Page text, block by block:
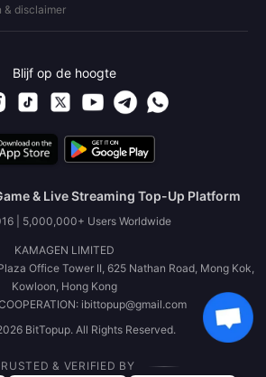
& disclaimer
Blijf op de hoogte
& Live Streaming Top-Up Platform
| 5,000,000+ Users Worldwide
KAMAGEN LIMITED
Office Tower II, 625 Nathan Road, Mong Kok,
Kowloon, Hong Kong
ibittopup@gmail.com
BitTopup. All Rights Reserved.
& VERIFIED BY